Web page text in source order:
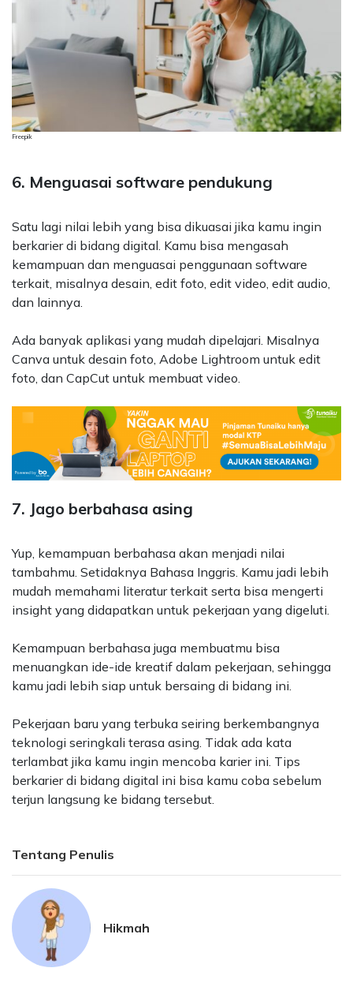
Freepik
6. Menguasai software pendukung
Satu lagi nilai lebih yang bisa dikuasai jika kamu ingin
berkarier di bidang digital. Kamu bisa mengasah
kemampuan dan menguasai penggunaan software
terkait, misalnya desain, edit foto, edit video, edit audio,
dan lainnya.
Ada banyak aplikasi yang mudah dipelajari. Misalnya
Canva untuk desain foto, Adobe Lightroom untuk edit
foto, dan CapCut untuk membuat video.
7. Jago berbahasa asing
Yup, kemampuan berbahasa akan menjadi nilai
tambahmu. Setidaknya Bahasa Inggris. Kamu jadi lebih
mudah memahami literatur terkait serta bisa mengerti
insight yang didapatkan untuk pekerjaan yang digeluti.
Kemampuan berbahasa juga membuatmu bisa
menuangkan ide-ide kreatif dalam pekerjaan, sehingga
kamu jadi lebih siap untuk bersaing di bidang ini.
Pekerjaan baru yang terbuka seiring berkembangnya
teknologi seringkali terasa asing. Tidak ada kata
terlambat jika kamu ingin mencoba karier ini. Tips
berkarier di bidang digital ini bisa kamu coba sebelum
terjun langsung ke bidang tersebut.
Tentang Penulis
Hikmah